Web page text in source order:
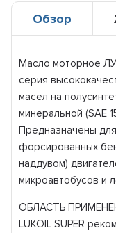
Обзор
Масло моторное
серия
масел на
минеральной (SAE
Предназначены
форсированных
наддувом)
микроавтобусов и
ОБЛАСТЬ
LUKOIL SUPER